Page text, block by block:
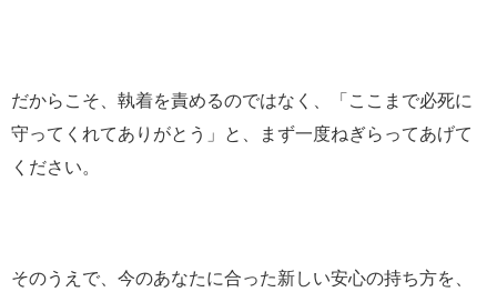
だからこそ、執着を責めるのではなく、「ここまで必死に
守ってくれてありがとう」と、まず一度ねぎらってあげて
ください。
そのうえで、今のあなたに合った新しい安心の持ち方を、